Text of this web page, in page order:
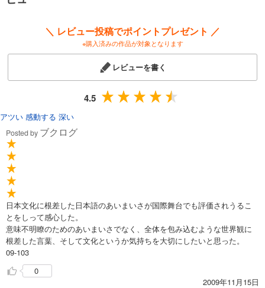
＼ レビュー投稿でポイントプレゼント ／
※購入済みの作品が対象となります
レビューを書く
4.5
アツい 感動する 深い
Posted by ブクログ
日本文化に根差した日本語のあいまいさが国際舞台でも評価されうるこ
とをしって感心した。
意味不明瞭のためのあいまいさでなく、全体を包み込むような世界観に
根差した言葉、そして文化というか気持ちを大切にしたいと思った。
09-103
0
2009年11月15日